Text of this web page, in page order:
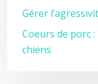
Gérer
Coeurs de porc
chiens